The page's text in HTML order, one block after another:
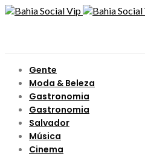
Gente
Moda & Beleza
Gastronomia
Gastronomia
Salvador
Música
Cinema